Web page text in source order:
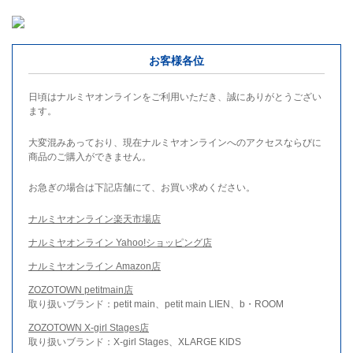
お客様各位
日頃はナルミヤオンラインをご利用いただき、誠にありがとうござい
ます。
大変混みあっており、現在ナルミヤオンラインへのアクセスならびに
商品のご購入ができません。
お急ぎの場合は下記店舗にて、お買い求めください。
ナルミヤオンライン楽天市場店
ナルミヤオンライン Yahoo!ショッピング店
ナルミヤオンライン Amazon店
ZOZOTOWN petitmain店
取り扱いブランド：petit main、petit main LIEN、b・ROOM
ZOZOTOWN X-girl Stages店
取り扱いブランド：X-girl Stages、XLARGE KIDS